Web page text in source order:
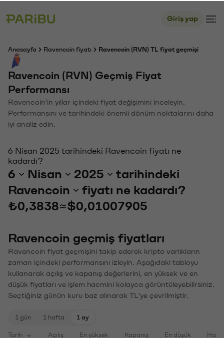
Giriş yap
Anasayfa Ravencoin fiyatı Ravencoin (RVN) TL fiyat geçmişi
Ravencoin (RVN) Geçmiş Fiyat
Performansı
Ravencoin'in yıllar içindeki fiyat değişimini inceleyin.
Performansını ve tarihindeki önemli dönüm noktalarını daha
iyi analiz edin.
6 Nisan 2025 tarihindeki Ravencoin fiyatı ne
kadardı?
6 Nisan 2025
tarihindeki
Ravencoin
fiyatı ne kadardı?
₺0,3838≈$0,01007905
Ravencoin geçmiş fiyatları
Ravencoin fiyat geçmişini takip ederek kripto varlıkların
zaman içindeki performansını izleyin. Aşağıdaki tabloyu
kullanarak açılış ve kapanış değerlerini, en yüksek ve en
düşük fiyatları ve işlem hacmini kolayca görüntüleyebilirsiniz.
Seçtiğiniz günün kuru baz alınarak TL'ye çevrilmiştir.
1 gün 1 hafta 1 ay
Tarih Açılış En yüksek Kapanış En düşük